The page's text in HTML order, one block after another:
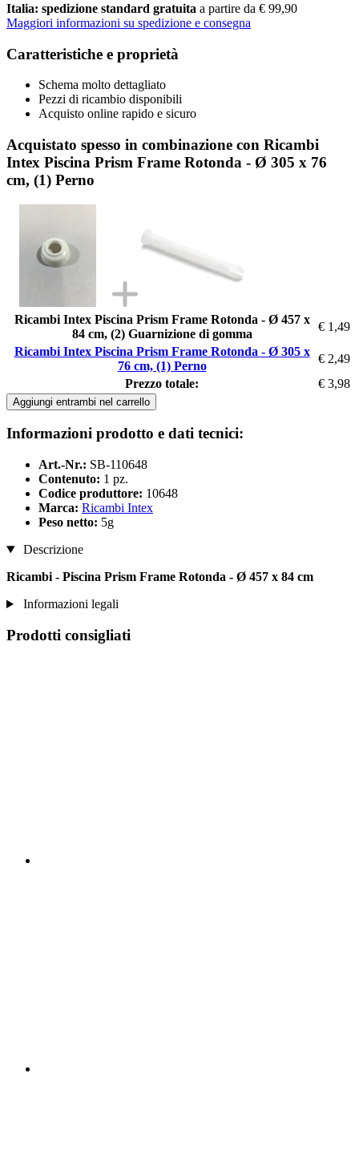
Italia: spedizione standard gratuita a partire da € 99,90
Maggiori informazioni su spedizione e consegna
Caratteristiche e proprietà
Schema molto dettagliato
Pezzi di ricambio disponibili
Acquisto online rapido e sicuro
Acquistato spesso in combinazione con Ricambi
Intex Piscina Prism Frame Rotonda - Ø 305 x 76
cm, (1) Perno
Ricambi Intex Piscina Prism Frame Rotonda - Ø 457 x
84 cm, (2) Guarnizione di gomma
€ 1,49
Ricambi Intex Piscina Prism Frame Rotonda - Ø 305 x
76 cm, (1) Perno
€ 2,49
Prezzo totale:
€ 3,98
Aggiungi entrambi nel carrello
Informazioni prodotto e dati tecnici:
Art.-Nr.: SB-110648
Contenuto: 1 pz.
Codice produttore: 10648
Marca: Ricambi Intex
Peso netto: 5g
Descrizione
Ricambi - Piscina Prism Frame Rotonda - Ø 457 x 84 cm
Informazioni legali
Prodotti consigliati